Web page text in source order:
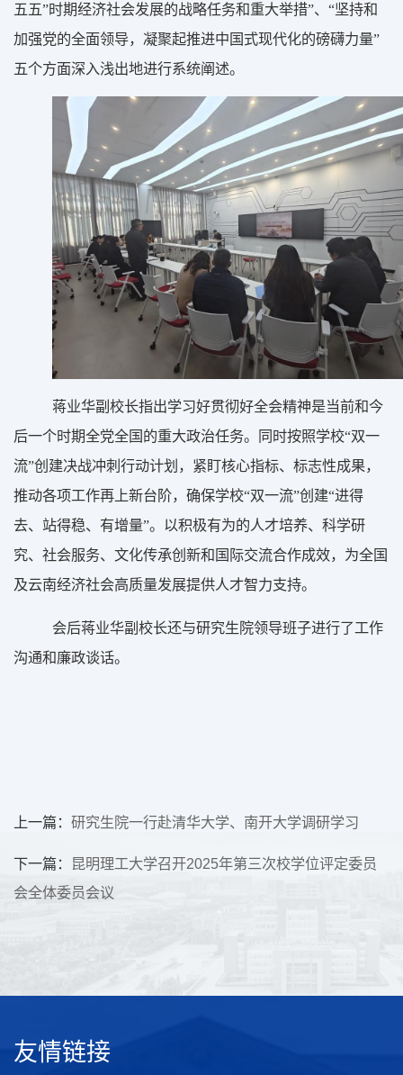
五五”时期经济社会发展的战略任务和重大举措”、“坚持和
加强党的全面领导，凝聚起推进中国式现代化的磅礴力量”
五个方面深入浅出地进行系统阐述。
蒋业华副校长指出学习好贯彻好全会精神是当前和今
后一个时期全党全国的重大政治任务。同时按照学校“双一
流”创建决战冲刺行动计划，紧盯核心指标、标志性成果，
推动各项工作再上新台阶，确保学校“双一流”创建“进得
去、站得稳、有增量”。以积极有为的人才培养、科学研
究、社会服务、文化传承创新和国际交流合作成效，为全国
及云南经济社会高质量发展提供人才智力支持。
会后蒋业华副校长还与研究生院领导班子进行了工作
沟通和廉政谈话。
上一篇： 研究生院一行赴清华大学、南开大学调研学习
下一篇：
昆明理工大学召开2025年第三次校学位评定委员
会全体委员会议
友情链接